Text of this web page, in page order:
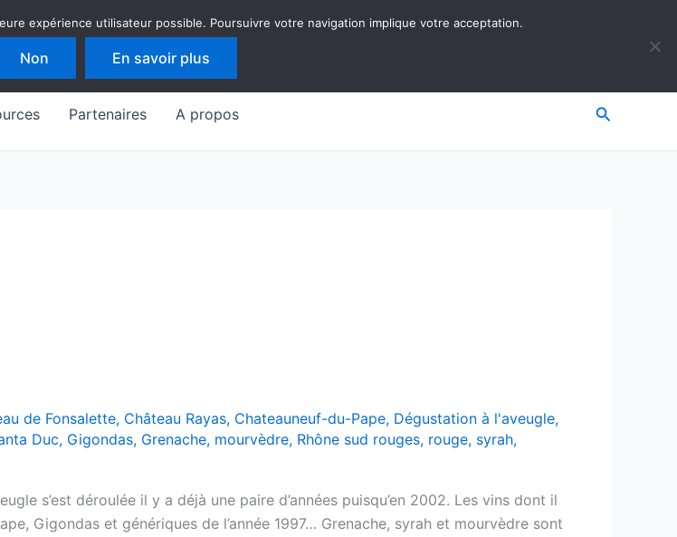
Partenaires A propos
de Fonsalette, Château Rayas, Chateauneuf-du-Pape, Dégustation à l'aveugle,
Duc, Gigondas, Grenache, mourvèdre, Rhône sud rouges, rouge, syrah,
s’est déroulée il y a déjà une paire d’années puisqu’en 2002. Les vins dont il
Gigondas et génériques de l’année 1997… Grenache, syrah et mourvèdre sont
expérience utilisateur possible. Poursuivre votre navigation implique votre acceptation.
Non En savoir plus